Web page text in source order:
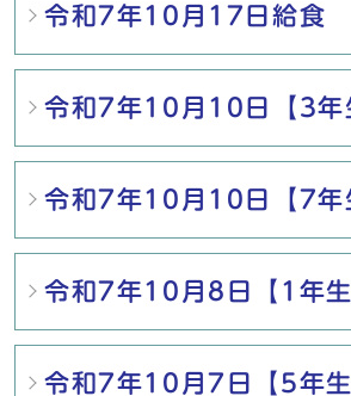
令和7年10月17日給食
令和7年10月10日【3年
令和7年10月10日【7年
令和7年10月8日【1年生
令和7年10月7日【5年